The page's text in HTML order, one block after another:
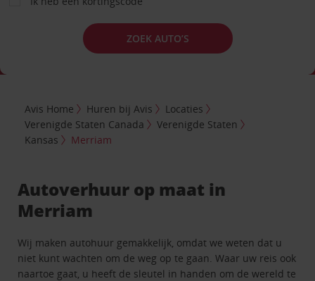
ZOEK AUTO’S
Avis Home Huren bij Avis
Locaties
Verenigde Staten Canada
Verenigde Staten
Kansas
Merriam
Autoverhuur op maat in
Merriam
Wij maken autohuur gemakkelijk, omdat we weten dat u
niet kunt wachten om de weg op te gaan. Waar uw reis ook
naartoe gaat, u heeft de sleutel in handen om de wereld te